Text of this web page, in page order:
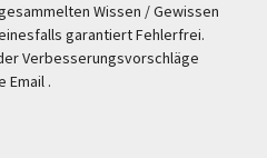
Wissen / Gewissen
garantiert Fehlerfrei.
Verbesserungsvorschläge
Email .